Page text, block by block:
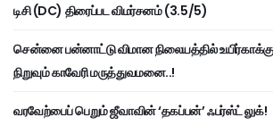
டிசி (DC) திரைப்பட விமர்சனம் (3.5/5)
சென்னை பன்னாட்டு விமான நிலையத்தில்
நிறுவும் காவேரி மருத்துவமனை..!
வரவேற்பைப் பெறும் ஜீவாவின் ‘தகப்பன்’ ஃபர்ஸ்ட் லுக்!